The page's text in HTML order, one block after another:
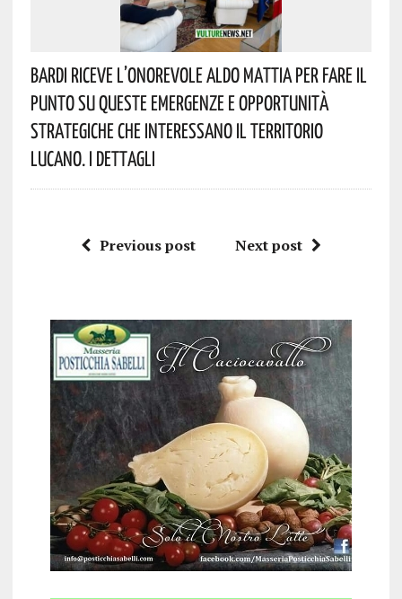
Bardi Riceve L’onorevole Aldo Mattia Per Fare Il
Punto Su Queste Emergenze E Opportunità
Strategiche Che Interessano Il Territorio
Lucano. I Dettagli
Previous post Next post